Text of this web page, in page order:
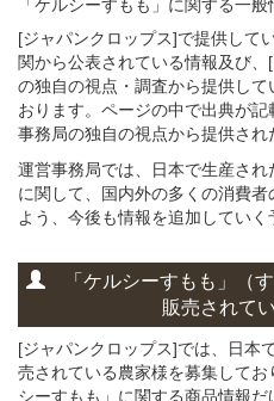
「ケルシーすもも」に関する一般
[ジャパンクロップス]で提供して
関から公表されている情報及び
の独自の視点・調査から提供し
おります。ページの中で出典が
事務局の独自の視点から提供され
運営事務局では、日本で生産され
に関して、国内外の多くの消費
よう、今後も情報を追加していく
「ケルシーすもも」 （
販売されて
[ジャパンクロップス]では、日本
売されている農家様を募集して
シーすもも」に関する商品情報